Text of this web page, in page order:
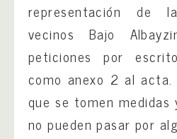
representación de
vecinos Bajo
peticiones por
como anexo 2 al acta.
que se tomen medidas
no pueden pasar por